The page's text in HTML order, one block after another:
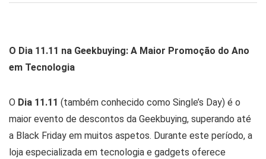
O Dia 11.11 na Geekbuying: A Maior Promoção do Ano
em Tecnologia
O Dia 11.11 (também conhecido como Single’s Day) é o
maior evento de descontos da Geekbuying, superando até
a Black Friday em muitos aspetos. Durante este período, a
loja especializada em tecnologia e gadgets oferece